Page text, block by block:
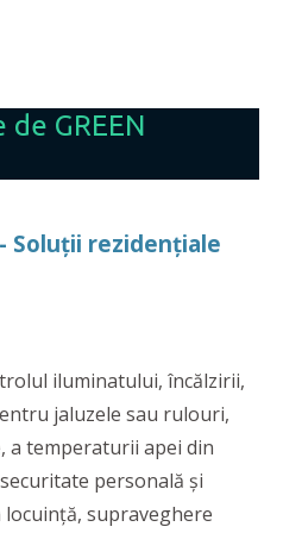
GREEN
- Soluții rezidențiale
iluminatului, încălzirii,
jaluzele sau rulouri,
temperaturii apei din
personală și
supraveghere